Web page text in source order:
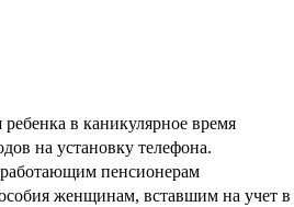
в каникулярное время
на установку телефона.
пенсионерам
женщинам, вставшим на